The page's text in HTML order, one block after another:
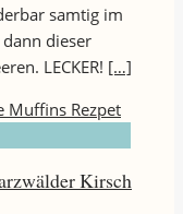
samtig im
dieser
LECKER! […]
Kirsch